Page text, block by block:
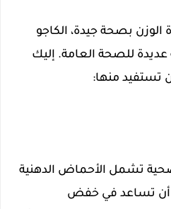
الوزن بصحة جيدة، الكاجو
للصحة العامة. إليك
تستفيد منها:
تشمل الأحماض الدهنية
أن تساعد في خفض